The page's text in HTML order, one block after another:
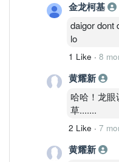
金龙柯基
daigor dont
lo
1 Like · 8
黄耀新
哈哈！龙
草.......
2 Like · 7
黄耀新